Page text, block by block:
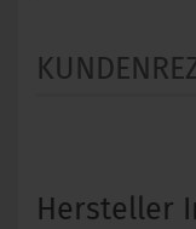
Hersteller